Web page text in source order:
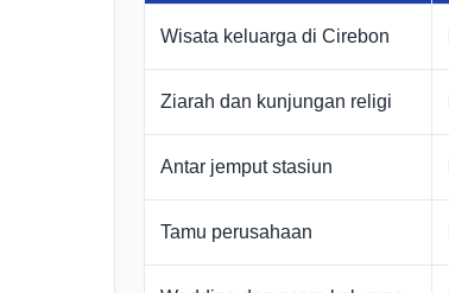
Wisata keluarga di Cirebon
Ziarah dan kunjungan religi
Antar jemput stasiun
Tamu perusahaan